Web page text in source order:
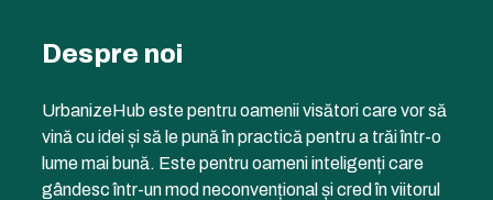
Despre noi
UrbanizeHub este pentru oamenii visători care vor să
vină cu idei și să le pună în practică pentru a trăi într-o
lume mai bună. Este pentru oameni inteligenți care
gândesc într-un mod neconvențional și cred în viitorul